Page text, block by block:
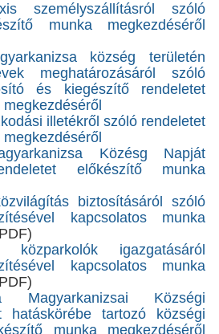
személyszállításról szóló
munka megkezdéséről
község területén
meghatározásáról szóló
és kiegészítő rendeletet
illetékről szóló rendeletet
Közésg Napját
előkészítő munka
biztosításáról szóló
kapcsolatos munka
igazgatásáról
kapcsolatos munka
Magyarkanizsai Községi
hatáskörébe tartozó községi
munka megkezdéséről